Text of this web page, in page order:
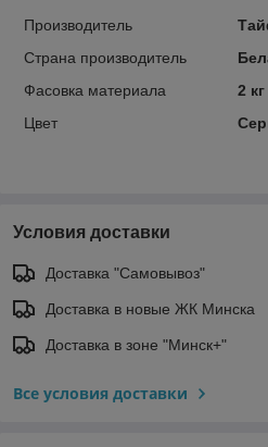
Производитель
Страна производитель
Фасовка материала
2 кг
Цвет
Условия доставки
Доставка "Самовывоз"
Доставка в новые ЖК Минска
Доставка в зоне "Минск+"
Все условия доставки